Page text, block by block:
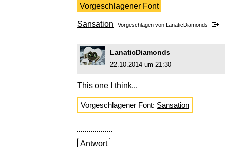
Vorgeschlagener Font
Sansation Vorgeschlagen von LanaticDiamonds
LanaticDiamonds
22.10.2014 um 21:30
This one I think...
Vorgeschlagener Font: Sansation
Antwort